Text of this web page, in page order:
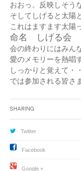
おおっ。反映しそう
そしてしげると太陽
これはますます太陽
命名 しげる会
会の終わりにはみん
愛のメモリーを熱唱
しっかりと覚えて・
では参加される皆さ
Sharing
Twitter
Facebook
Google +